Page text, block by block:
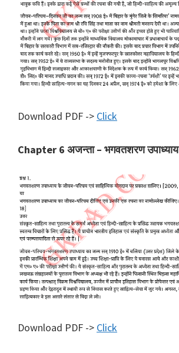
Download PDF -> Click
Chapter 6 अजन्ता – भगवतशरण उपाध्याय
Download PDF -> Click